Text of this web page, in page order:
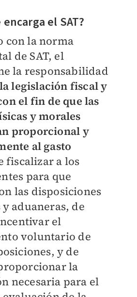
el SAT?
con la norma
de SAT, el
la responsabilidad
legislación fiscal y
el fin de que las
y morales
proporcional y
al gasto
fiscalizar a los
para que
las disposiciones
aduaneras, de
el
voluntario de
y de
la
necesaria para el